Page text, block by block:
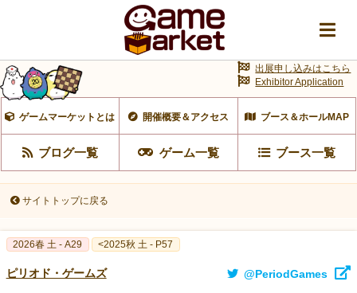
ゲームマーケットとは 開催概要＆アクセス ブース＆ホールMAP
ブログ一覧 ゲーム一覧 ブース一覧
出展申し込みはこちら
Exhibitor Application
サイトトップに戻る
2026春 土 - A29 <2025秋 土 - P57
ピリオド・ゲームズ @PeriodGames